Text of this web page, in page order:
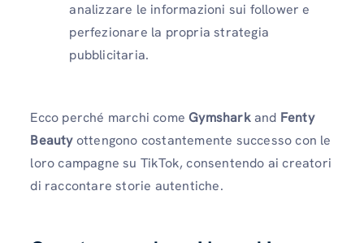
analizzare le informazioni sui follower e
perfezionare la propria strategia
pubblicitaria.
Ecco perché marchi comeGymsharkand Fenty
Beautyottengono costantemente successo con le
loro campagne su TikTok, consentendo ai creatori
di raccontare storie autentiche.